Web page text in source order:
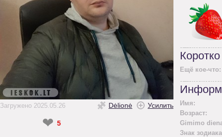
Загружено 2025.05.26 Dėlionė Усилить
❤ 5
Ещё кое-что:
Имя:
Возраст:
Gimimo
Знак